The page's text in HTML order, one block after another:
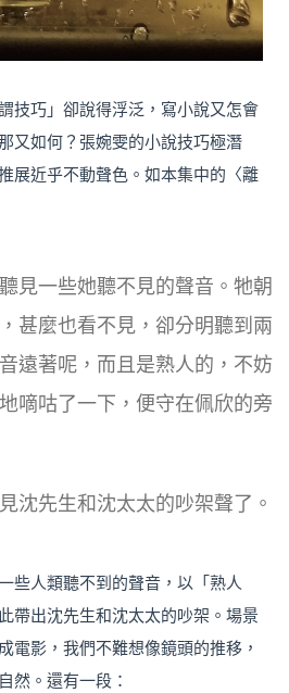
技巧」卻說得浮泛，寫小說又怎會
又如何？張婉雯的小說技巧極潛
展近乎不動聲色。如本集中的〈離
見一些她聽不見的聲音。牠朝
甚麼也看不見，卻分明聽到兩
遠著呢，而且是熟人的，不妨
嘀咕了一下，便守在佩欣的旁
沈先生和沈太太的吵架聲了。
些人類聽不到的聲音，以「熟人
帶出沈先生和沈太太的吵架。場景
電影，我們不難想像鏡頭的推移，
然。還有一段：